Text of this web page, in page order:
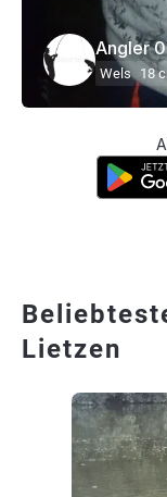
Angler
Wels 18
Lietzen